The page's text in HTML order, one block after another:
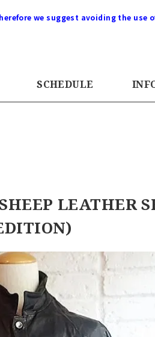
we suggest avoiding the
SCHEDULE
LEATHER